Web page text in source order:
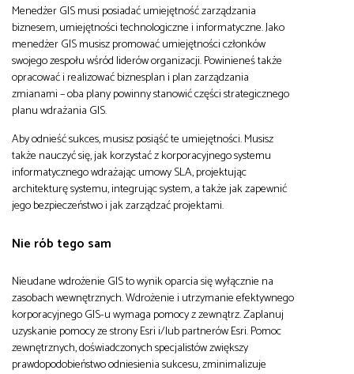
Menedżer GIS musi posiadać umiejętność zarządzania
biznesem, umiejętności technologiczne i informatyczne. Jako
menedżer GIS musisz promować umiejętności członków
swojego zespołu wśród liderów organizacji. Powinieneś także
opracować i realizować biznesplan i plan zarządzania
zmianami – oba plany powinny stanowić części strategicznego
planu wdrażania GIS.
Aby odnieść sukces, musisz posiąść te umiejętności. Musisz
także nauczyć się, jak korzystać z korporacyjnego systemu
informatycznego wdrażając umowy SLA, projektując
architekturę systemu, integrując system, a także jak zapewnić
jego bezpieczeństwo i jak zarządzać projektami.
Nie rób tego sam
Nieudane wdrożenie GIS to wynik oparcia się wyłącznie na
zasobach wewnętrznych. Wdrożenie i utrzymanie efektywnego
korporacyjnego GIS-u wymaga pomocy z zewnątrz. Zaplanuj
uzyskanie pomocy ze strony Esri i/lub partnerów Esri. Pomoc
zewnętrznych, doświadczonych specjalistów zwiększy
prawdopodobieństwo odniesienia sukcesu, zminimalizuje